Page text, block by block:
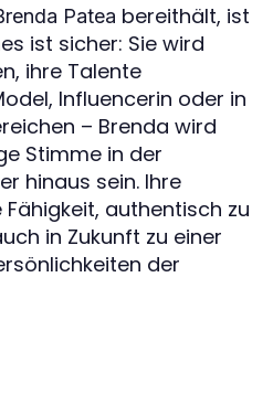
Patea bereithält, ist
ist sicher: Sie wird
ihre Talente
Influencerin oder in
– Brenda wird
Stimme in der
hinaus sein. Ihre
authentisch zu
in Zukunft zu einer
der